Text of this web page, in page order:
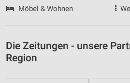
Möbel & Wohnen
Die Zeitungen - unsere
Region